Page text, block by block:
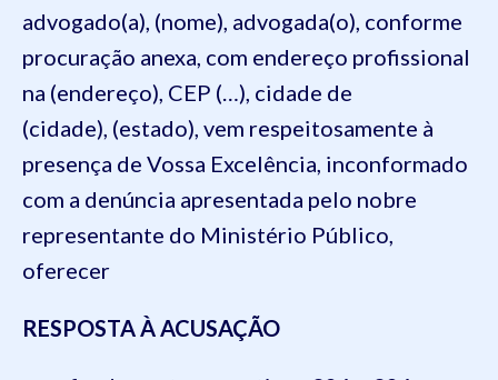
advogado(a), (nome), advogada(o), conforme
procuração anexa, com endereço profissional
na (endereço), CEP (…), cidade de
(cidade), (estado), vem respeitosamente à
presença de Vossa Excelência, inconformado
com a denúncia apresentada pelo nobre
representante do Ministério Público,
oferecer
RESPOSTA À ACUSAÇÃO